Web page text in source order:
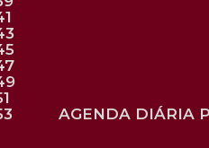
AGENDA DIÁRIA